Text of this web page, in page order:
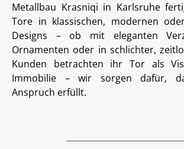
Metallbau Krasniqi in Karlsruhe
Tore in klassischen, modernen
Designs – ob mit eleganten
Ornamenten oder in schlichter,
Kunden betrachten ihr Tor als
Immobilie – wir sorgen dafür,
Anspruch erfüllt.